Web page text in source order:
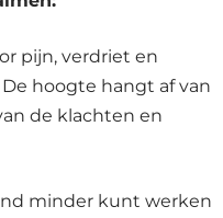
pijn, verdriet en
hoogte hangt af van
de klachten en
minder kunt werken